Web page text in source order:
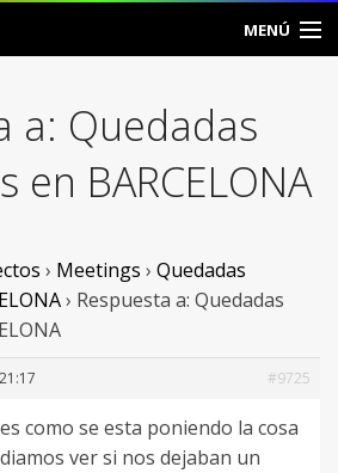
MENÚ
a: Quedadas
en BARCELONA
› Meetings › Quedadas
› Respuesta a: Quedadas
#9725
como se esta poniendo la cosa
ver si nos dejaban un